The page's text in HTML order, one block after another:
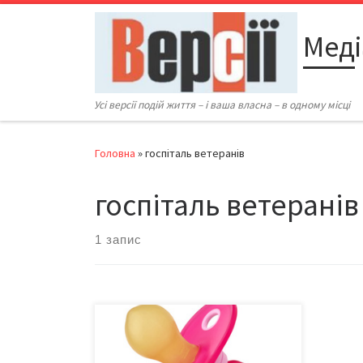
Перейти до вмісту
Усі версії подій життя – і ваша власна – в одному місці
Головна »госпіталь ветеранів
госпіталь ветеранів
1 запис
На вчорашній 26-й сесії
Чернівецької обласної ради вкотре
постало питання доцільності